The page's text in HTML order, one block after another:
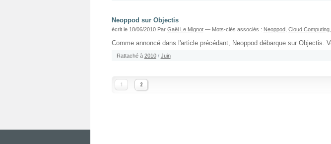
Neoppod sur Objectis
écrit le 18/06/2010 Par Gaël Le Mignot — Mots-clés associés : Neoppod, Cloud Computing,
Comme annoncé dans l'article précédant, Neoppod débarque sur Objectis.
Rattaché à 2010 / Juin
1 2